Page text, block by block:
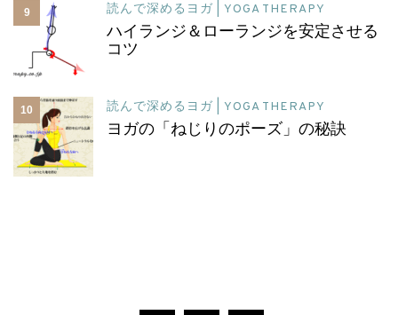
9 読んで深めるヨガ | YOGA THERAPY
ハイランジ＆ローランジを安定させる
コツ
10 読んで深めるヨガ | YOGA THERAPY
ヨガの「ねじりのポーズ」の秘訣